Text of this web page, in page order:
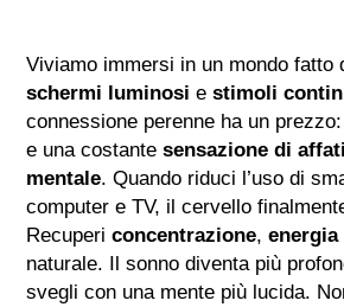
Viviamo immersi in un mondo fatto
schermi luminosi estimoli
connessione perenne ha un
e una costantesensazione di
mentale. Quando riduci l’uso di
computer e TV, il cervello
Recupericoncentrazione,energia
naturale. Il sonno diventa più
svegli con una mente più lucida.